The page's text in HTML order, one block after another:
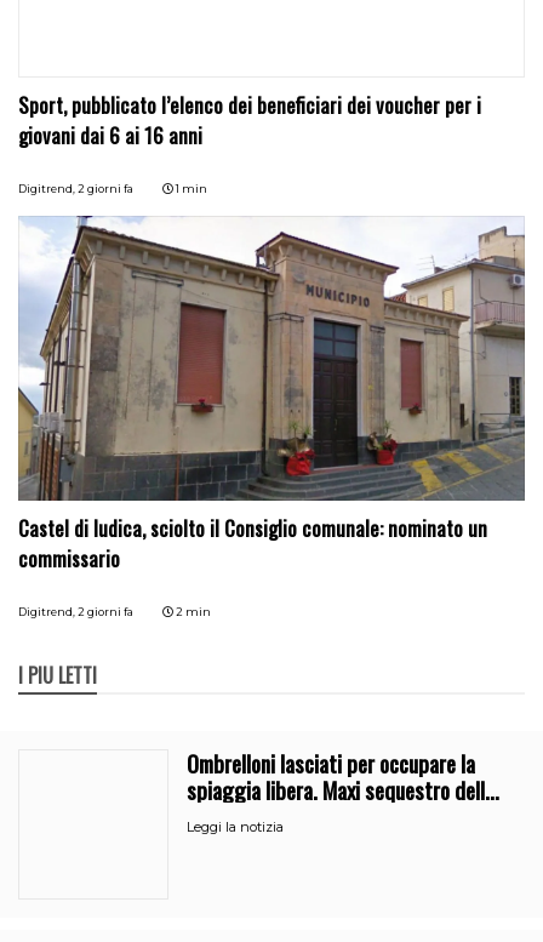
Sport, pubblicato l’elenco dei beneficiari dei voucher per i
giovani dai 6 ai 16 anni
Digitrend, 2 giorni fa 1 min
Castel di Iudica, sciolto il Consiglio comunale: nominato un
commissario
Digitrend, 2 giorni fa 2 min
I PIÙ LETTI
Ombrelloni lasciati per occupare la
spiaggia libera. Maxi sequestro della
Guardia Costiera
Leggi la notizia